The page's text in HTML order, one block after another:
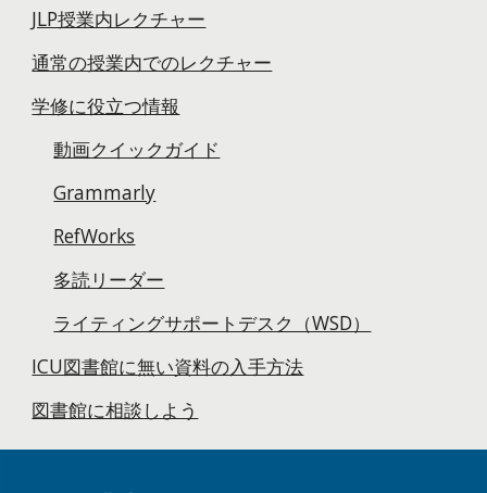
JLP授業内レクチャー
通常の授業内でのレクチャー
学修に役立つ情報
動画クイックガイド
Grammarly
RefWorks
多読リーダー
ライティングサポートデスク（WSD）
ICU図書館に無い資料の入手方法
図書館に相談しよう